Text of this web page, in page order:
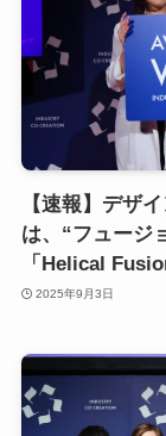
【速報】デザ
は、“フュージ
「Helical
2025年9月3日